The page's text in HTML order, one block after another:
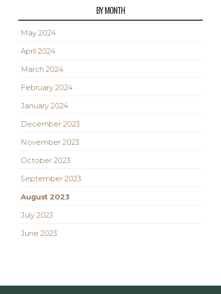
BY MONTH
May 2024
April 2024
March 2024
February 2024
January 2024
December 2023
November 2023
October 2023
September 2023
August 2023
July 2023
June 2023